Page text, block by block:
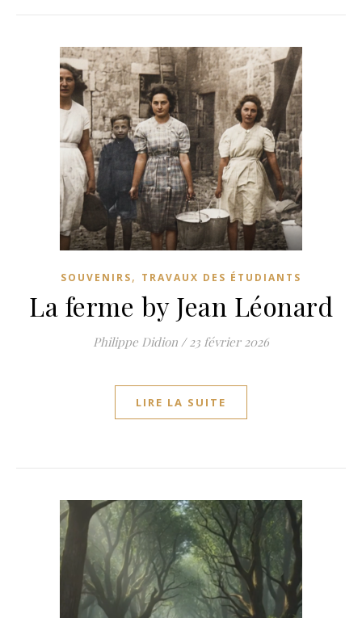
SOUVENIRS, TRAVAUX DES ÉTUDIANTS
La ferme by Jean Léonard
Philippe Didion / 23 février 2026
LIRE LA SUITE